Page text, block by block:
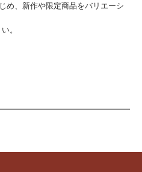
め、新作や限定商品をバリエーシ
。